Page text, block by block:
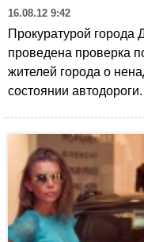
16.08.12 9:42
Прокуратурой города
проведена проверка
жителей города о
состоянии автодороги.